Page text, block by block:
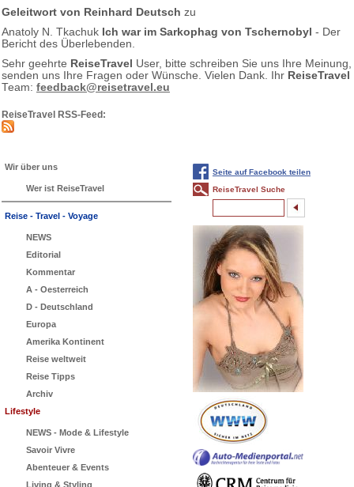
Geleitwort von Reinhard Deutsch zu
Anatoly N. Tkachuk Ich war im Sarkophag von Tschernobyl - Der
Bericht des Überlebenden.
Sehr geehrte ReiseTravel User, bitte schreiben Sie uns Ihre Meinung,
senden uns Ihre Fragen oder Wünsche. Vielen Dank. Ihr ReiseTravel
Team: feedback@reisetravel.eu
ReiseTravel RSS-Feed:
Wir über uns
Wer ist ReiseTravel
Reise - Travel - Voyage
NEWS
Editorial
Kommentar
A - Oesterreich
D - Deutschland
Europa
Amerika Kontinent
Reise weltweit
Reise Tipps
Archiv
Lifestyle
NEWS - Mode & Lifestyle
Savoir Vivre
Abenteuer & Events
Living & Styling
Seite auf Facebook teilen
ReiseTravel Suche